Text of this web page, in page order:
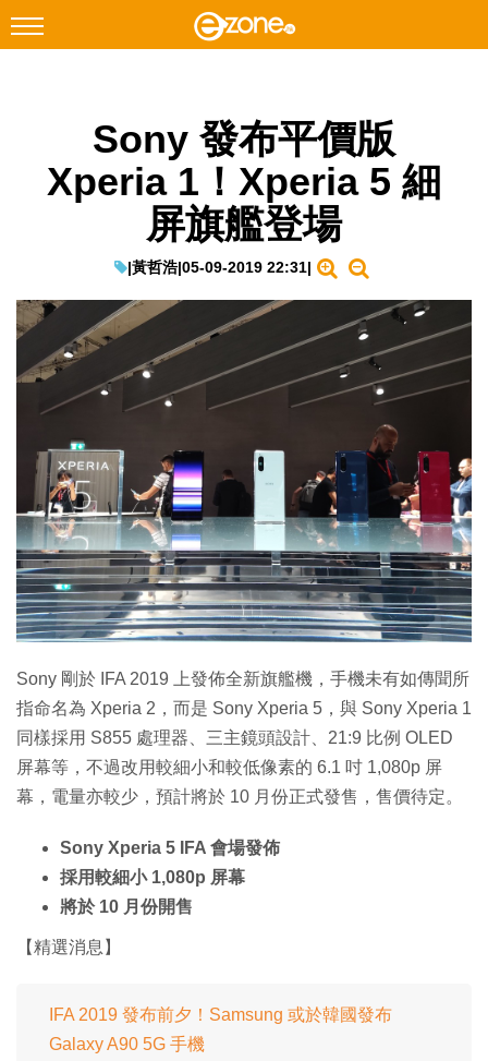
Facebook Instagram
科技焦點
教學評測
EduTech
IT Times
Enterprise Digital Transformation
特集
Sony 發布平價版
Xperia 1！Xperia 5 細
屏旗艦登場
|黃哲浩|05-09-2019 22:31|
Sony 剛於 IFA 2019 上發佈全新旗艦機，手機未有如傳聞所
指命名為 Xperia 2，而是 Sony Xperia 5，與 Sony Xperia 1
同樣採用 S855 處理器、三主鏡頭設計、21:9 比例 OLED
屏幕等，不過改用較細小和較低像素的 6.1 吋 1,080p 屏
幕，電量亦較少，預計將於 10 月份正式發售，售價待定。
Sony Xperia 5 IFA 會場發佈
採用較細小 1,080p 屏幕
將於 10 月份開售
【精選消息】
IFA 2019 發布前夕！Samsung 或於韓國發布
Galaxy A90 5G 手機